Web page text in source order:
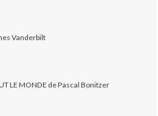
Vanderbilt
LE MONDE de Pascal Bonitzer